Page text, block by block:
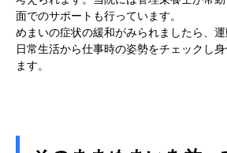
面でのサポートも行っています。
めまいの症状の緩和がみられましたら、
日常生活から仕事時の姿勢をチェックし
ます。